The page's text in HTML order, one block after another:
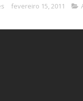
fevereiro 15, 2011